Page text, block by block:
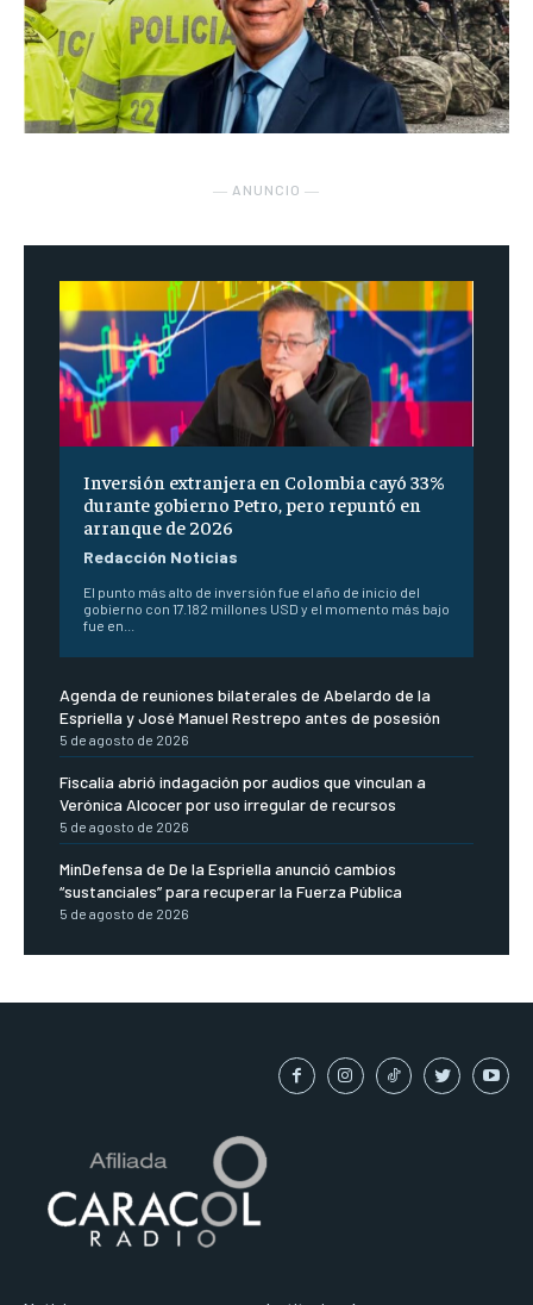
― ANUNCIO ―
Inversión extranjera en Colombia cayó 33%
durante gobierno Petro, pero repuntó en
arranque de 2026
Redacción Noticias
El punto más alto de inversión fue el año de inicio del
gobierno con 17.182 millones USD y el momento más bajo
fue en...
Agenda de reuniones bilaterales de Abelardo de la
Espriella y José Manuel Restrepo antes de posesión
5 de agosto de 2026
Fiscalía abrió indagación por audios que vinculan a
Verónica Alcocer por uso irregular de recursos
5 de agosto de 2026
MinDefensa de De la Espriella anunció cambios
“sustanciales” para recuperar la Fuerza Pública
5 de agosto de 2026